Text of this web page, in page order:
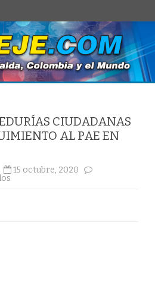
CIUDADANAS
AL PAE EN
15 octubre, 2020